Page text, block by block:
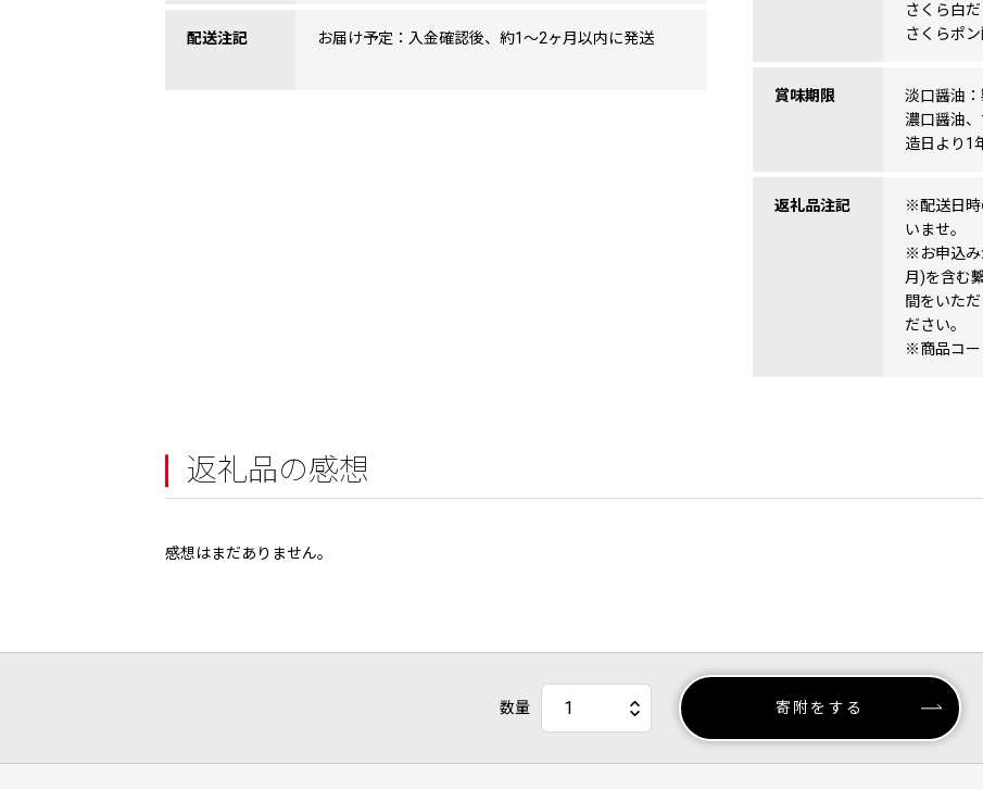
配送注記 お届け予定：入金確認後、約1～2ヶ月以内に発送
さくら白
さくらポン
賞味期限
淡口醤油
濃口醤油
造日より1
返礼品注記
※配送日時
いませ。
※お申込み
月)を含む
間をいた
ださい。
※商品コー
返礼品の感想
感想はまだありません。
数量 寄附をする